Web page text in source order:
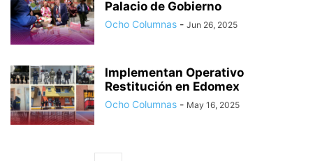
Palacio de Gobierno
Ocho Columnas - Jun 26, 2025
Implementan Operativo
Restitución en Edomex
Ocho Columnas - May 16, 2025